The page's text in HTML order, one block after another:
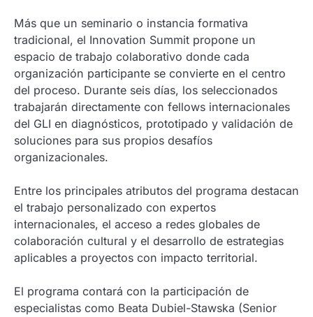
Más que un seminario o instancia formativa
tradicional, el Innovation Summit propone un
espacio de trabajo colaborativo donde cada
organización participante se convierte en el centro
del proceso. Durante seis días, los seleccionados
trabajarán directamente con fellows internacionales
del GLI en diagnósticos, prototipado y validación de
soluciones para sus propios desafíos
organizacionales.
Entre los principales atributos del programa destacan
el trabajo personalizado con expertos
internacionales, el acceso a redes globales de
colaboración cultural y el desarrollo de estrategias
aplicables a proyectos con impacto territorial.
El programa contará con la participación de
especialistas como Beata Dubiel-Stawska (Senior